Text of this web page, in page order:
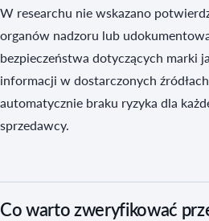
W researchu nie wskazano
organów nadzoru lub
bezpieczeństwa dotyczących marki
informacji w dostarczonych
automatycznie braku ryzyka dla
sprzedawcy.
Co warto zweryfikować